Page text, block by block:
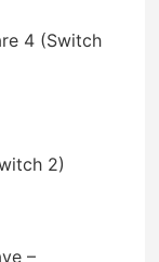
4 (Switch
2)
–